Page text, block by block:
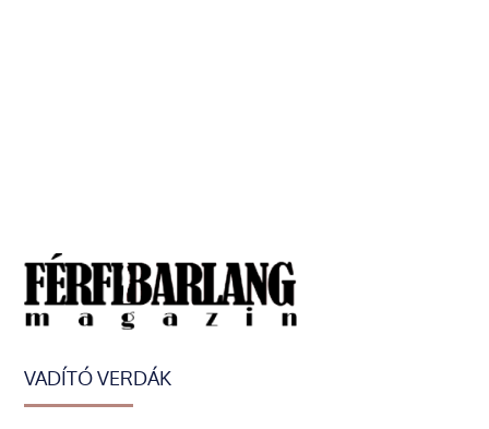
VADÍTÓ VERDÁK